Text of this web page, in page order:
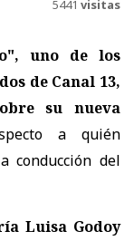
5441 visitas
uno de los
de Canal 13,
su nueva
a quién
conducción del
Luisa Godoy